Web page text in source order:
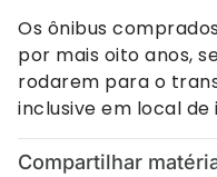
Os ônibus
por mais oito anos,
rodarem para o
inclusive em local
Compartilhar